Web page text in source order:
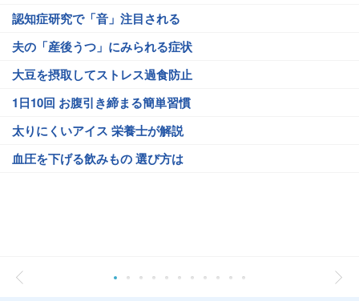
認知症研究で「音」注目される
夫の「産後うつ」にみられる症状
大豆を摂取してストレス過食防止
1日10回 お腹引き締まる簡単習慣
太りにくいアイス 栄養士が解説
血圧を下げる飲みもの 選び方は